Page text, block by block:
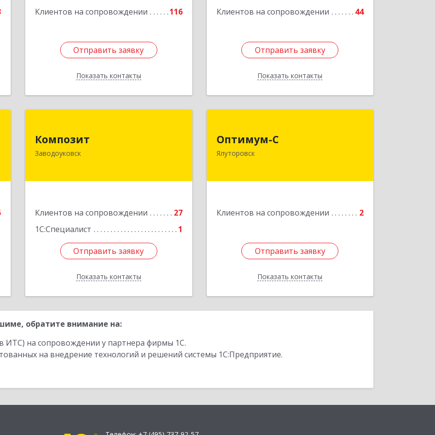
Клиентов на сопровождении 116
Отправить заявку
Показать контакты
Отправить заявку
Назад
Клиентов на сопровождении 44
Отправить заявку
Показать контакты
Отправить заявку
Назад
Композит
Заводоуковск
Клиентов на сопровождении
27
1С:Специалист
1
Отправить заявку
Показать контакты
Заводоуковский р-н, Заводоуковск г,
Отправить заявку
Назад
Оптимум-С
Ялуторовск
Клиентов на сопровождении 2
Отправить заявку
Показать контакты
Отправить заявку
Назад
обратите внимание на:
ИТС) на сопровождении у партнера фирмы 1С.
на внедрение технологий и решений системы 1С:Предприятие.